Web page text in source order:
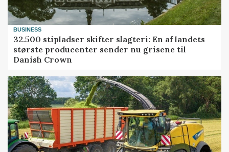
BUSINESS
32.500 stipladser skifter slagteri: En af landets
største producenter sender nu grisene til
Danish Crown